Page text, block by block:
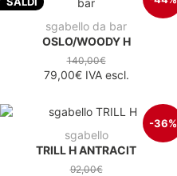
sgabello da bar
OSLO/WOODY H
140,00€
79,00€IVA escl.
-36%
sgabello
TRILL H ANTRACIT
92,00€